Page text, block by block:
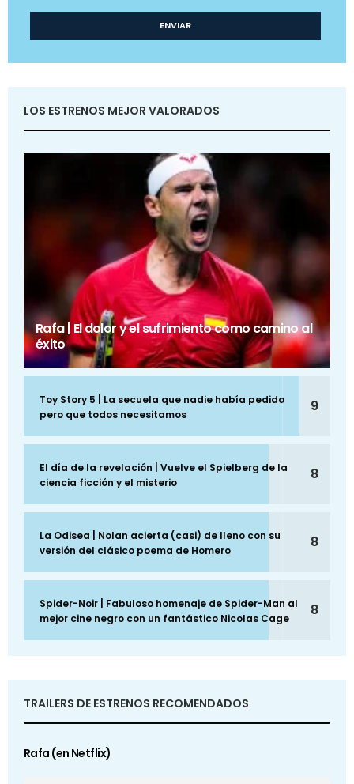
LOS ESTRENOS MEJOR VALORADOS
Rafa | El dolor y el sufrimiento como camino al
éxito
Toy Story 5 | La secuela que nadie había pedido
pero que todos necesitamos
9
El día de la revelación | Vuelve el Spielberg de la
ciencia ficción y el misterio
8
La Odisea | Nolan acierta (casi) de lleno con su
versión del clásico poema de Homero
8
Spider-Noir | Fabuloso homenaje de Spider-Man al
mejor cine negro con un fantástico Nicolas Cage
8
TRAILERS DE ESTRENOS RECOMENDADOS
Rafa (en Netflix)